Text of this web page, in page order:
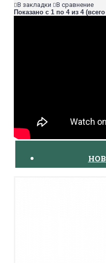
В закладки
В сравнение
Показано с 1 по 4 из 4